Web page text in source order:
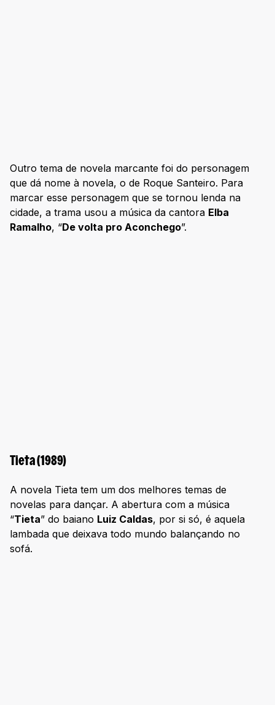
Outro tema de novela marcante foi do personagem
que dá nome à novela, o de Roque Santeiro. Para
marcar esse personagem que se tornou lenda na
cidade, a trama usou a música da cantora Elba
Ramalho, “De volta pro Aconchego”.
Tieta (1989)
A novela Tieta tem um dos melhores temas de
novelas para dançar. A abertura com a música
“Tieta” do baiano Luiz Caldas, por si só, é aquela
lambada que deixava todo mundo balançando no
sofá.